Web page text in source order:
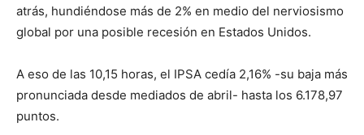
atrás, hundiéndose más de 2% en medio del nerviosismo
global por una posible recesión en Estados Unidos.
A eso de las 10,15 horas, el IPSA cedía 2,16% -su baja más
pronunciada desde mediados de abril- hasta los 6.178,97
puntos.